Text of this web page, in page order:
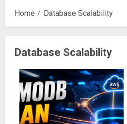
Home Database Scalability
Database Scalability